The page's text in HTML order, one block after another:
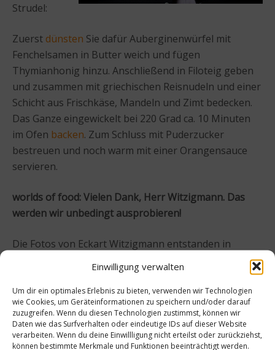
Einwilligung verwalten
Um dir ein optimales Erlebnis zu bieten, verwenden wir Technologien
wie Cookies, um Geräteinformationen zu speichern und/oder darauf
zuzugreifen. Wenn du diesen Technologien zustimmst, können wir
Daten wie das Surfverhalten oder eindeutige IDs auf dieser Website
verarbeiten. Wenn du deine Einwillligung nicht erteilst oder zurückziehst,
können bestimmte Merkmale und Funktionen beeinträchtigt werden.
Strudel:
Zuerst dünsten Sie dafür Auberginenwürfel mit
Fenchelsamen in Butter weich und fügen
Thymianhonig hinzu. Anschließend in Filoteig geben
und zusammen mit griechischen Reisnudeln und einer
Schicht aus Frischkäse, Mandeln und Zimt bedecken.
Das Ganze eingewickelt bei 220 Grad ca. 10 Minuten
im Ofen backen. Zum Schluss mit Puderzucker
bestreuen und noch warm mit einer Orangensauce
servieren.
worlds of food: Vielen Dank, Herr Witzigmann. Das
werden wir unbedingt ausprobieren!
Die Fotos von Eckart Witzigmann entstanden in
Zusammenarbeit mit Portrait-Fotograf Frank Lübke.
Weitere Informationen unter:
www.frankluebkephoto.comoder beifacebook
Zur Person: Eckart Witzigmann